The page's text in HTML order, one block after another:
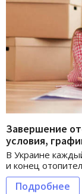
Завершение
условия,
В Украине
и конец
Подробнее